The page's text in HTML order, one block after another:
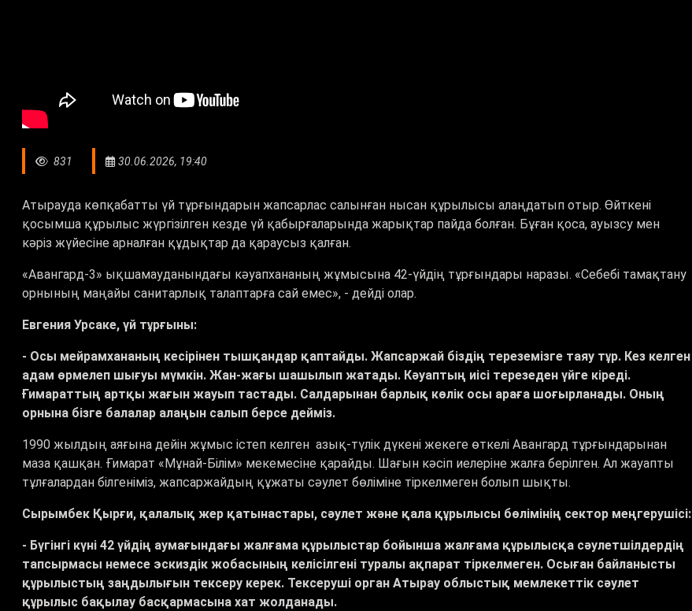
831 30.06.2026, 19:40
Атырауда көпқабатты үй тұрғындарын жапсарлас салынған нысан құрылысы алаңдатып отыр. Өйткені
қосымша құрылыс жүргізілген кезде үй қабырғаларында жарықтар пайда болған. Бұған қоса, ауызсу мен
кәріз жүйесіне арналған құдықтар да қараусыз қалған.
«Авангард-3» ықшамауданындағы кәуапхананың жұмысына 42-үйдің тұрғындары наразы. «Себебі тамақтану
орнының маңайы санитарлық талаптарға сай емес», - дейді олар.
Евгения Урсаке, үй тұрғыны:
- Осы мейрамхананың кесірінен тышқандар қаптайды. Жапсаржай біздің тереземізге таяу тұр. Кез келген
адам өрмелеп шығуы мүмкін. Жан-жағы шашылып жатады. Кәуаптың иісі терезеден үйге кіреді.
Ғимараттың артқы жағын жауып тастады. Салдарынан барлық көлік осы араға шоғырланады. Оның
орнына бізге балалар алаңын салып берсе дейміз.
1990 жылдың аяғына дейін жұмыс істеп келген азық-түлік дүкені жекеге өткелі Авангард тұрғындарынан
маза қашқан. Ғимарат «Мұнай-Білім» мекемесіне қарайды. Шағын кәсіп иелеріне жалға берілген. Ал жауапты
тұлғалардан білгеніміз, жапсаржайдың құжаты сәулет бөліміне тіркелмеген болып шықты.
Сырымбек Қырғи, қалалық жер қатынастары, сәулет және қала құрылысы бөлімінің сектор меңгерушісі:
- Бүгінгі күні 42 үйдің аумағындағы жалғама құрылыстар бойынша жалғама құрылысқа сәулетшілдердің
тапсырмасы немесе эскиздік жобасының келісілгені туралы ақпарат тіркелмеген. Осыған байланысты
құрылыстың заңдылығын тексеру керек. Тексеруші орган Атырау облыстық мемлекеттік сәулет
құрылыс бақылау басқармасына хат жолданады.